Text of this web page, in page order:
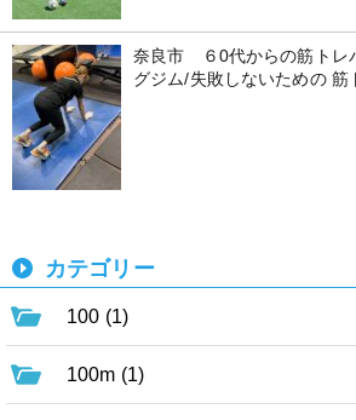
奈良市 ６0代からの筋トレ
グジム/失敗しないための
カテゴリー
100 (1)
100m (1)